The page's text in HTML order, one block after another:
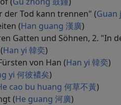
Tod kann trennen" (Guan
(Han guang 漢廣)
und Söhnen, 2. "In
Han yi 韓奕)
von Han (Han yi 韓奕)
yi 何彼襛矣)
cao bu huang 何草不黃)
(He guang 河廣)